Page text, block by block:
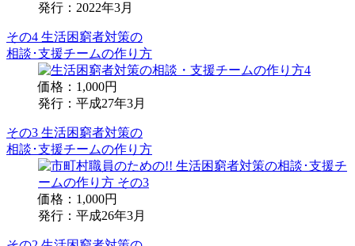
発行：2022年3月
その4 生活困窮者対策の
相談･支援チームの作り方
価格：1,000円
発行：平成27年3月
その3 生活困窮者対策の
相談･支援チームの作り方
価格：1,000円
発行：平成26年3月